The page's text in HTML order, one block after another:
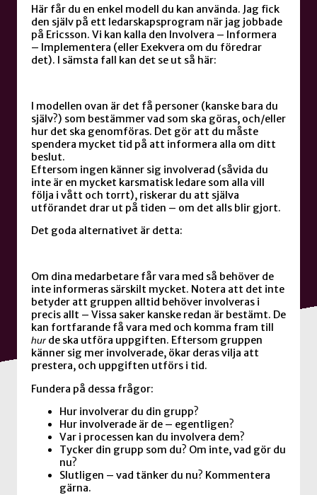
Här får du en enkel modell du kan använda. Jag fick
den själv på ett ledarskapsprogram när jag jobbade
på Ericsson. Vi kan kalla den Involvera – Informera
– Implementera (eller Exekvera om du föredrar
det). I sämsta fall kan det se ut så här:
I modellen ovan är det få personer (kanske bara du
själv?) som bestämmer vad som ska göras, och/eller
hur det ska genomföras. Det gör att du måste
spendera mycket tid på att informera alla om ditt
beslut.
Eftersom ingen känner sig involverad (såvida du
inte är en mycket karsmatisk ledare som alla vill
följa i vått och torrt), riskerar du att själva
utförandet drar ut på tiden – om det alls blir gjort.
Det goda alternativet är detta:
Om dina medarbetare får vara med så behöver de
inte informeras särskilt mycket. Notera att det inte
betyder att gruppen alltid behöver involveras i
precis allt – Vissa saker kanske redan är bestämt. De
kan fortfarande få vara med och komma fram till
hur de ska utföra uppgiften. Eftersom gruppen
känner sig mer involverade, ökar deras vilja att
prestera, och uppgiften utförs i tid.
Fundera på dessa frågor:
Hur involverar du din grupp?
Hur involverade är de – egentligen?
Var i processen kan du involvera dem?
Tycker din grupp som du? Om inte, vad gör du
nu?
Slutligen – vad tänker du nu? Kommentera
gärna.